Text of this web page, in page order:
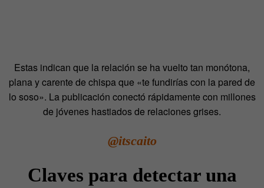
Estas indican que la relación se ha vuelto tan monótona,
plana y carente de chispa que «te fundirías con la pared de
lo soso». La publicación conectó rápidamente con millones
de jóvenes hastiados de relaciones grises.
@itscaito
Claves para detectar una